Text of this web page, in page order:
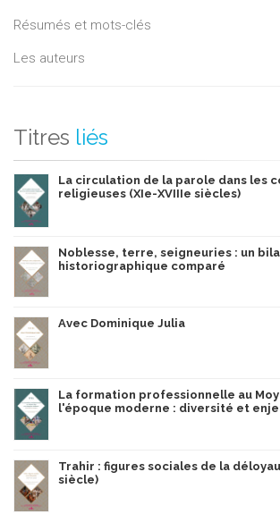
Résumés et mots-clés
Les auteurs
Titres liés
La circulation de la parole dans les
religieuses (XIe-XVIIIe siècles)
Noblesse, terre, seigneuries : un
historiographique comparé
Avec Dominique Julia
La formation professionnelle au
l'époque moderne : diversité et
Trahir : figures sociales de la
siècle)